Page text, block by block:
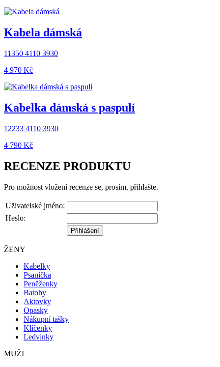
Kabela dámská
11350 4110 3930
4 970 ‎Kč
Kabelka dámská s paspulí
12233 4110 3930
4 790 ‎Kč
RECENZE PRODUKTU
Pro možnost vložení recenze se, prosím, přihlašte.
Uživatelské jméno:
Heslo:
ŽENY
Kabelky
Psaníčka
Peněženky
Batohy
Aktovky
Opasky
Nákupní tašky
Klíčenky
Ledvinky
MUŽI